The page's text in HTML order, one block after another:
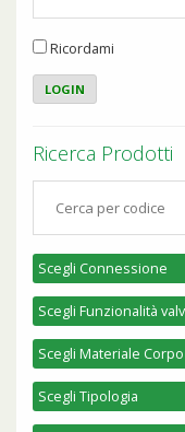
Ricordami
Ricerca Prodotti